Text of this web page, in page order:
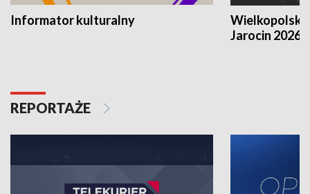
Informator kulturalny
Jarocin 2026
REPORTAŻE